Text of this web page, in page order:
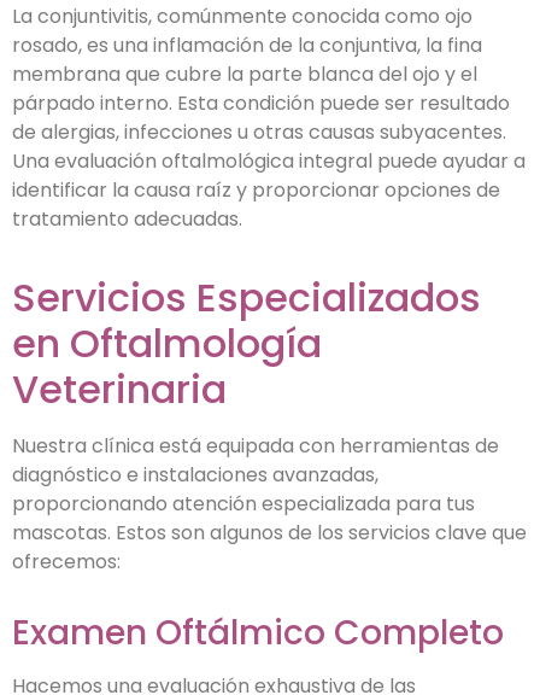
La conjuntivitis, comúnmente conocida como ojo
rosado, es una inflamación de la conjuntiva, la fina
membrana que cubre la parte blanca del ojo y el
párpado interno. Esta condición puede ser resultado
de alergias, infecciones u otras causas subyacentes.
Una evaluación oftalmológica integral puede ayudar a
identificar la causa raíz y proporcionar opciones de
tratamiento adecuadas.
Servicios Especializados
en Oftalmología
Veterinaria
Nuestra clínica está equipada con herramientas de
diagnóstico e instalaciones avanzadas,
proporcionando atención especializada para tus
mascotas. Estos son algunos de los servicios clave que
ofrecemos:
Examen Oftálmico Completo
Hacemos una evaluación exhaustiva de las